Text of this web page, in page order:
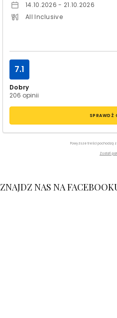
14.10.2026 - 21.10.2026
All Inclusive
Dobry
206 opinii
7.1
SPRAWDŹ
Powyższe treści pochodzą z
Zostań
ZNAJDZ NAS NA